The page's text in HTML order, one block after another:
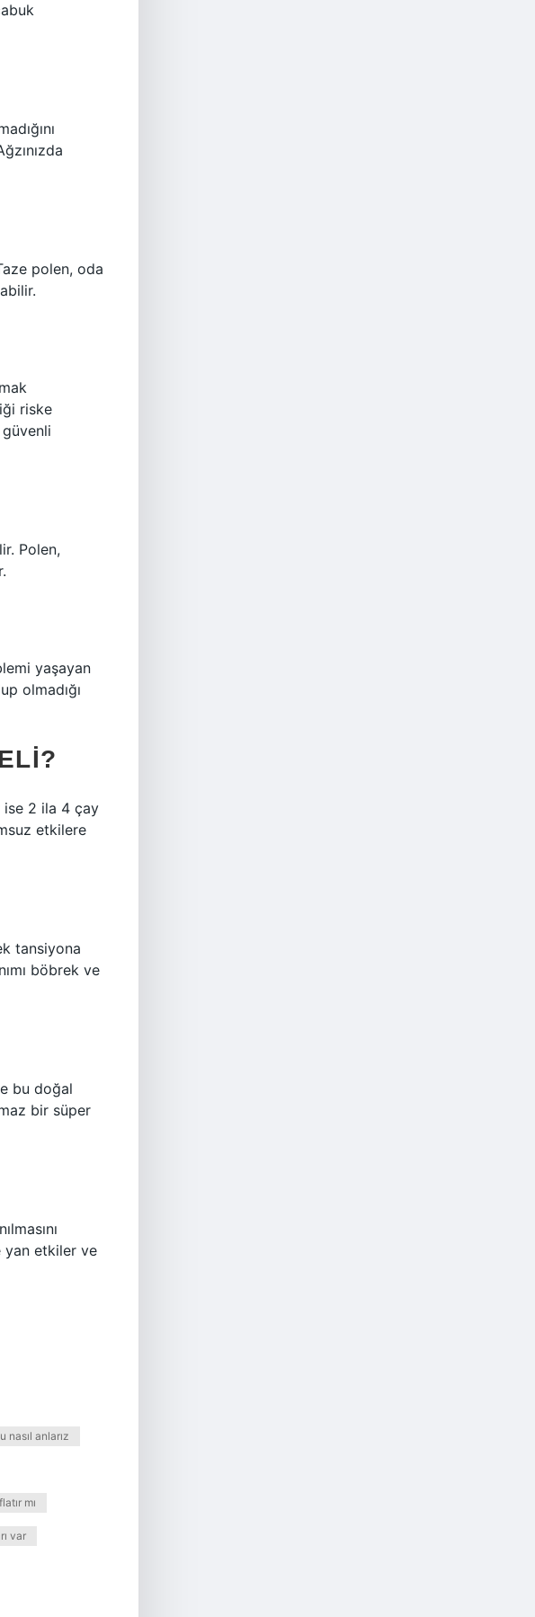
polen, oda
riske
Polen,
yaşayan
olmadığı
ise 2 ila 4 çay
etkilere
tansiyona
böbrek ve
bu doğal
bir süper
yan etkiler ve
nasıl anlarız
mı
var